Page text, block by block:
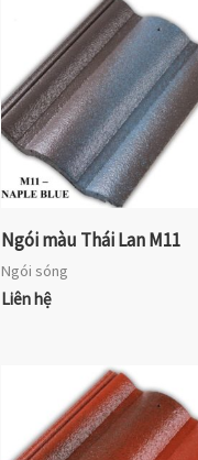
Ngói màu Thái Lan M11
Ngói sóng
Liên hệ